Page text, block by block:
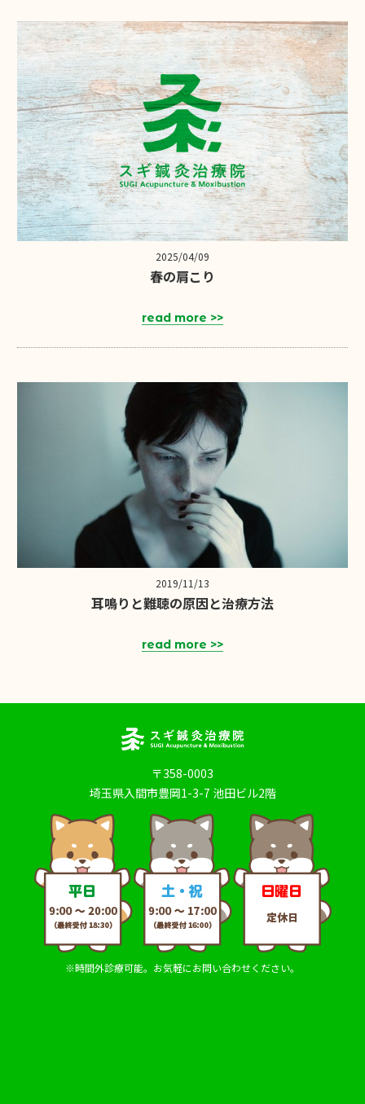
2025/04/09
春の肩こり
read more >>
2019/11/13
耳鳴りと難聴の原因と治療方法
read more >>
〒358-0003
埼玉県入間市豊岡1-3-7 池田ビル2階
※時間外診療可能。お気軽にお問い合わせください。